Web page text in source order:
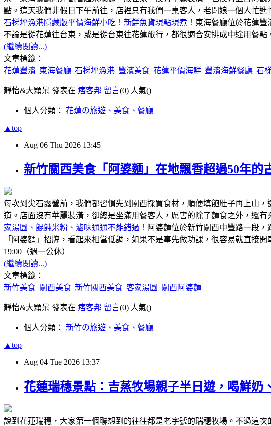
點。這天我們非假日下午前往，店裡只有我們一桌客人，老闆娘一個人忙
石梯坪漁港隱藏版平價海鮮小吃！新鮮魚貨現點現煮！ 東海餐廳位於花蓮豐
不論是從花蓮往台東，或是從台東往花蓮旅行，都很適合安排成中途用餐點
(繼續閱讀...)
文章標籤：
花蓮豐濱 東海餐廳 石梯坪漁港 豐濱美食 花蓮平價海鮮 豐濱海鮮餐廳 石
靜怡&大顆呆 發表在 痞客邦 留言(0) 人氣()
個人分類： 花蓮の旅遊、美食、餐廳
▲top
Aug 06 Thu 2026 13:45
新竹關西美食「阿婆麵」在地飄香超過50年的
每次到尖石露營前，我們都習慣先到關西採買食材，順便填飽肚子再上山
道。店面沒有華麗裝潢，卻總是坐滿用餐客人，厲害的除了麵食之外，還
家湯圓、餛飩米粉、滷味通通不能錯過！ 阿婆麵位於新竹關西中豐路一段
「阿婆麵」招牌，看起來相當低調，如果不是事先做功課，很容易就直接開
19:00（週一公休）
(繼續閱讀...)
文章標籤：
新竹美食 關西美食 新竹關西美食 客家湯圓 關西阿婆麵
靜怡&大顆呆 發表在 痞客邦 留言(0) 人氣()
個人分類： 新竹の旅遊、美食、餐廳
▲top
Aug 04 Tue 2026 13:37
花蓮瑞穗景點：吉蒸牧場親子半日遊，喝鮮奶
說到花蓮瑞穗，大家第一個聯想到的往往都是老字號的瑞穗牧場。不過這